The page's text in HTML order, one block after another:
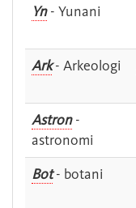
Yn- Yunani
Ark- Arkeologi
Astron-
astronomi
Bot- botani